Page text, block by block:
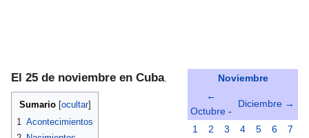
Noviembre
←
Octubre -
Diciembre →
1 2 3 4 5 6
7
El 25 de noviembre en Cuba.
Sumario
1 Acontecimientos